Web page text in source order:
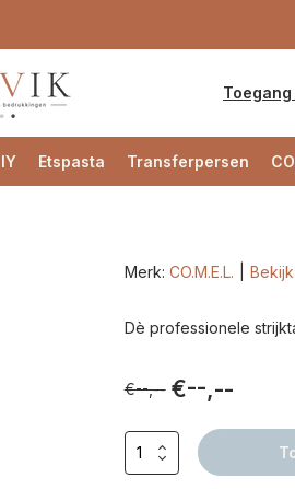
Etspasta Transferpersen
Merk: CO.M.E.L. Bekijk
Dè professionele
€--,-- €--,--